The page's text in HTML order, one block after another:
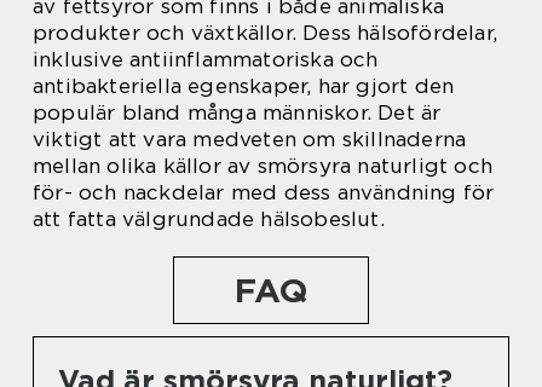
av fettsyror som finns i både animaliska
produkter och växtkällor. Dess hälsofördelar,
inklusive antiinflammatoriska och
antibakteriella egenskaper, har gjort den
populär bland många människor. Det är
viktigt att vara medveten om skillnaderna
mellan olika källor av smörsyra naturligt och
för- och nackdelar med dess användning för
att fatta välgrundade hälsobeslut.
FAQ